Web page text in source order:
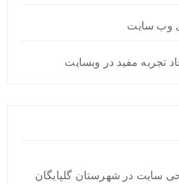
وب سایت
سایت در شهرستان گلپایگان